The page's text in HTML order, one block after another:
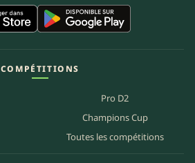
COMPÉTITIONS
Pro D2
Champions Cup
Toutes les compétitions